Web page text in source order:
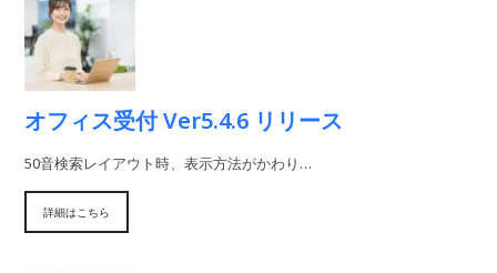
オフィス受付 Ver5.4.6 リリース
50音検索レイアウト時、表示方法がかわり…
詳細はこちら